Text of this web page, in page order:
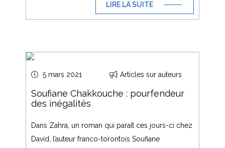
LIRE LA SUITE
5 mars 2021 Articles sur auteurs
Soufiane Chakkouche : pourfendeur
des inégalités
Dans Zahra, un roman qui paraît ces jours-ci chez
David, l’auteur franco-torontois Soufiane